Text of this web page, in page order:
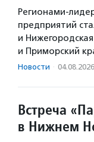
Регионами-
предприятий
и
и Приморский
Новости · 04.08.2026
Встреча
в Нижнем